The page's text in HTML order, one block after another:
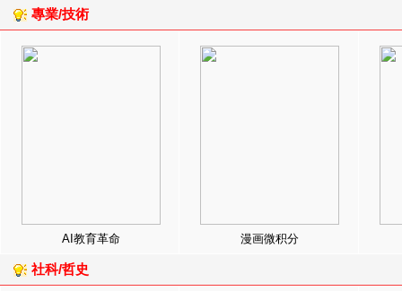
專業/技術
AI教育革命 漫画微积分
社科/哲史